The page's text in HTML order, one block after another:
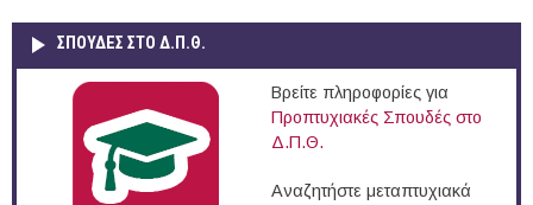
ΣΠΟΥΔΈΣ ΣΤΟ Δ.Π.Θ.
Βρείτε πληροφορίες για
Προπτυχιακές Σπουδές στο
Δ.Π.Θ.
Αναζητήστε μεταπτυχιακά